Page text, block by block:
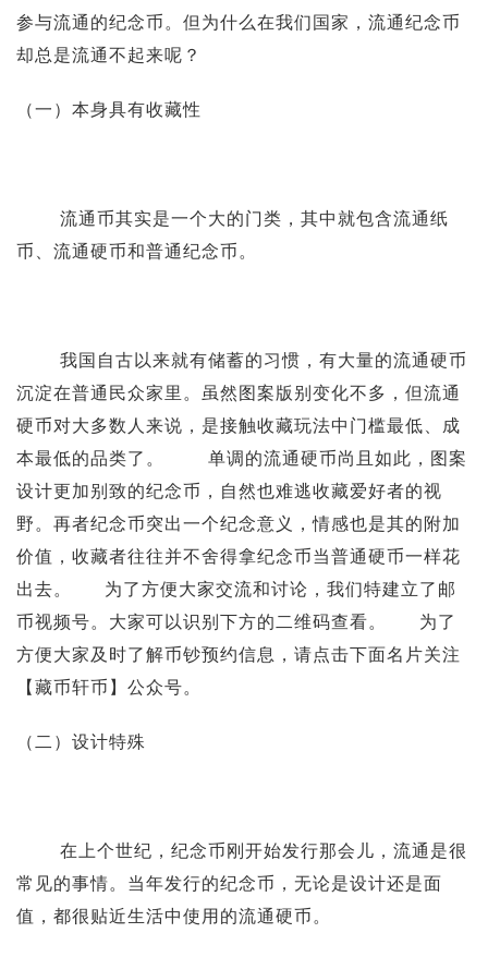
参与流通的纪念币。但为什么在我们国家，流通纪念币
却总是流通不起来呢？
（一）本身具有收藏性
流通币其实是一个大的门类，其中就包含流通纸
币、流通硬币和普通纪念币。
我国自古以来就有储蓄的习惯，有大量的流通硬币
沉淀在普通民众家里。虽然图案版别变化不多，但流通
硬币对大多数人来说，是接触收藏玩法中门槛最低、成
本最低的品类了。 单调的流通硬币尚且如此，图案
设计更加别致的纪念币，自然也难逃收藏爱好者的视
野。再者纪念币突出一个纪念意义，情感也是其的附加
价值，收藏者往往并不舍得拿纪念币当普通硬币一样花
出去。 为了方便大家交流和讨论，我们特建立了邮
币视频号。大家可以识别下方的二维码查看。 为了
方便大家及时了解币钞预约信息，请点击下面名片关注
【藏币轩币】公众号。
（二）设计特殊
在上个世纪，纪念币刚开始发行那会儿，流通是很
常见的事情。当年发行的纪念币，无论是设计还是面
值，都很贴近生活中使用的流通硬币。